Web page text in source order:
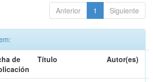
Anterior 1 Siguiente
de
Título Autor(es)